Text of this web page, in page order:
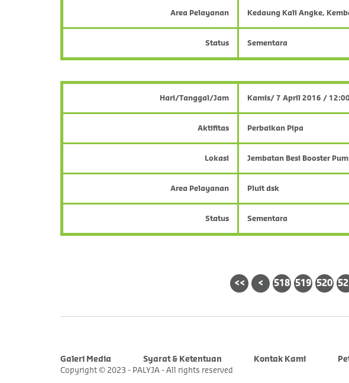
Area Pelayanan Kedaung Kali Angke,
Status Sementara
Hari/Tanggal/Jam Kamis/ 7 April 2016 /
Aktifitas Perbaikan Pipa
Lokasi Jembatan Besi Booster
Area Pelayanan Pluit dsk
Status Sementara
<< < 518 519 520
Galeri Media Syarat & Ketentuan Kontak Kami
Copyright © 2023 - PALYJA - All rights reserved